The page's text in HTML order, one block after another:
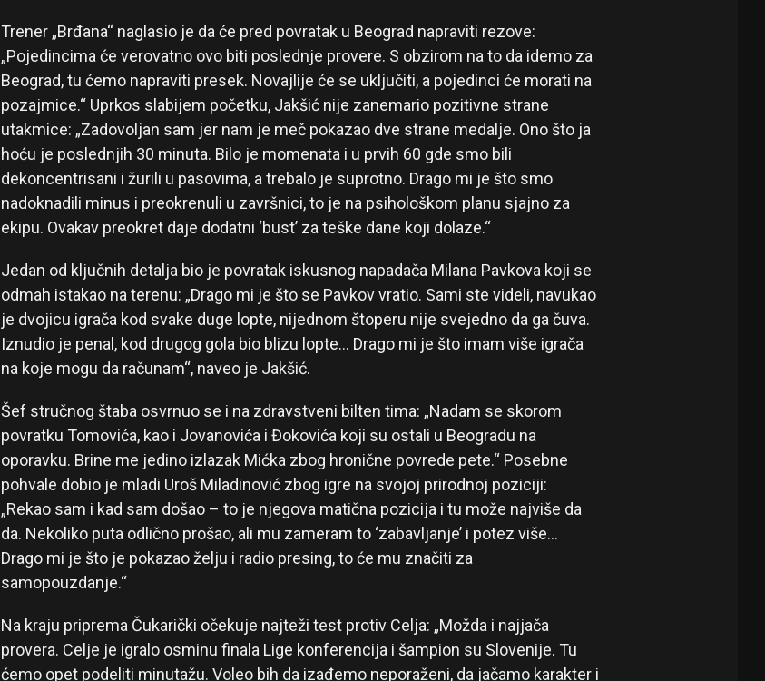
Trener „Brđana“ naglasio je da će pred povratak u Beograd napraviti rezove:
„Pojedincima će verovatno ovo biti poslednje provere. S obzirom na to da idemo za
Beograd, tu ćemo napraviti presek. Novajlije će se uključiti, a pojedinci će morati na
pozajmice.“ Uprkos slabijem početku, Jakšić nije zanemario pozitivne strane
utakmice: „Zadovoljan sam jer nam je meč pokazao dve strane medalje. Ono što ja
hoću je poslednjih 30 minuta. Bilo je momenata i u prvih 60 gde smo bili
dekoncentrisani i žurili u pasovima, a trebalo je suprotno. Drago mi je što smo
nadoknadili minus i preokrenuli u završnici, to je na psihološkom planu sjajno za
ekipu. Ovakav preokret daje dodatni ‘bust’ za teške dane koji dolaze.“
Jedan od ključnih detalja bio je povratak iskusnog napadača Milana Pavkova koji se
odmah istakao na terenu: „Drago mi je što se Pavkov vratio. Sami ste videli, navukao
je dvojicu igrača kod svake duge lopte, nijednom štoperu nije svejedno da ga čuva.
Iznudio je penal, kod drugog gola bio blizu lopte… Drago mi je što imam više igrača
na koje mogu da računam“, naveo je Jakšić.
Šef stručnog štaba osvrnuo se i na zdravstveni bilten tima: „Nadam se skorom
povratku Tomovića, kao i Jovanovića i Đokovića koji su ostali u Beogradu na
oporavku. Brine me jedino izlazak Mićka zbog hronične povrede pete.“ Posebne
pohvale dobio je mladi Uroš Miladinović zbog igre na svojoj prirodnoj poziciji:
„Rekao sam i kad sam došao – to je njegova matična pozicija i tu može najviše da
da. Nekoliko puta odlično prošao, ali mu zameram to ‘zabavljanje’ i potez više…
Drago mi je što je pokazao želju i radio presing, to će mu značiti za
samopouzdanje.“
Na kraju priprema Čukarički očekuje najteži test protiv Celja: „Možda i najjača
provera. Celje je igralo osminu finala Lige konferencija i šampion su Slovenije. Tu
ćemo opet podeliti minutažu. Voleo bih da izađemo neporaženi, da jačamo karakter i